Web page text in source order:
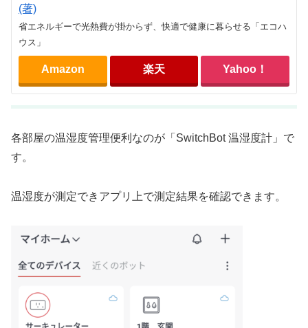
(著)
省エネルギーで光熱費が掛からず、快適で健康に暮らせる「エコハ
ウス」
Amazon 楽天 Yahoo！
各部屋の温湿度管理便利なのが「SwitchBot 温湿度計」で
す。
温湿度が測定できアプリ上で測定結果を確認できます。